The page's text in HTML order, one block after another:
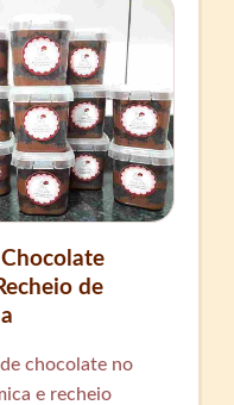
de
chocolate no
e recheio